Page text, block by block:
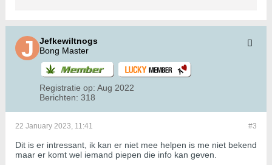
Jefkewiltnogs
Bong Master
Registratie op: Aug 2022
Berichten: 318
#3
22 January 2023, 11:41
Dit is er intressant, ik kan er niet mee helpen is me niet bekend
maar er komt wel iemand piepen die info kan geven.